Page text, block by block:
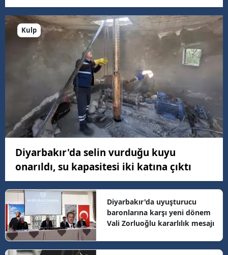
Kulp
Diyarbakır'da selin vurduğu kuyu
onarıldı, su kapasitesi iki katına çıktı
Diyarbakır'da uyuşturucu
baronlarına karşı yeni dönem
Vali Zorluoğlu kararlılık mesajı